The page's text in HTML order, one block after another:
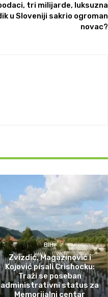
tri milijarde, luksuzna
u Sloveniji sakrio ogroman
novac?
BIH
Zvizdić, Magazinović i
Kojović pisali Crishocku:
Traži se poseban
administrativni status za
Memorijalni centar